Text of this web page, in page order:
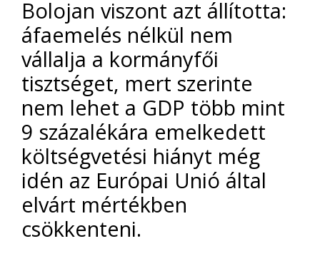
Bolojan viszont azt állította:
áfaemelés nélkül nem
vállalja a kormányfői
tisztséget, mert szerinte
nem lehet a GDP több mint
9 százalékára emelkedett
költségvetési hiányt még
idén az Európai Unió által
elvárt mértékben
csökkenteni.